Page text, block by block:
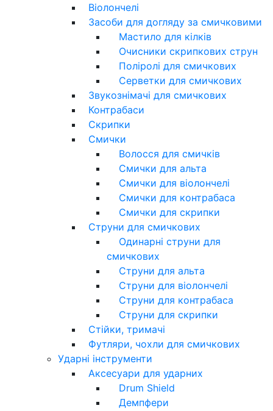
Віолончелі
Засоби для догляду за смичковими
Мастило для кілків
Очисники скрипкових струн
Поліролі для смичкових
Серветки для смичкових
Звукознімачі для смичкових
Контрабаси
Скрипки
Смички
Волосся для смичків
Смички для альта
Смички для віолончелі
Смички для контрабаса
Смички для скрипки
Струни для смичкових
Одинарні струни для
смичкових
Струни для альта
Струни для віолончелі
Струни для контрабаса
Струни для скрипки
Стійки, тримачі
Футляри, чохли для смичкових
Ударні інструменти
Аксесуари для ударних
Drum Shield
Демпфери